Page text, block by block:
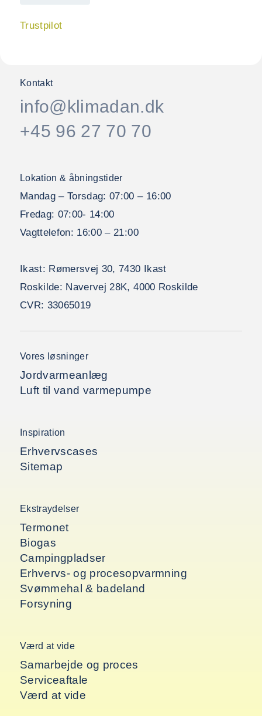
Trustpilot
Kontakt
info@klimadan.dk
+45 96 27 70 70
Lokation & åbningstider
Mandag – Torsdag: 07:00 – 16:00
Fredag: 07:00- 14:00
Vagttelefon: 16:00 – 21:00
Ikast: Rømersvej 30, 7430 Ikast
Roskilde: Navervej 28K, 4000 Roskilde
CVR: 33065019
Vores løsninger
Jordvarmeanlæg
Luft til vand varmepumpe
Inspiration
Erhvervscases
Sitemap
Ekstraydelser
Termonet
Biogas
Campingpladser
Erhvervs- og procesopvarmning
Svømmehal & badeland
Forsyning
Værd at vide
Samarbejde og proces
Serviceaftale
Værd at vide